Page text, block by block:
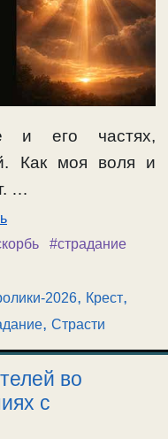
и его частях,
Как моя воля и
…
#страдание
2026, Крест,
, Страсти
во
с